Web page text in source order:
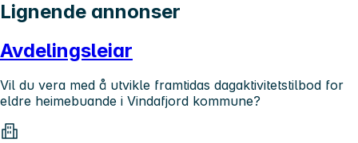
Lignende annonser
Avdelingsleiar
Vil du vera med å utvikle framtidas dagaktivitetstilbod for
eldre heimebuande i Vindafjord kommune?